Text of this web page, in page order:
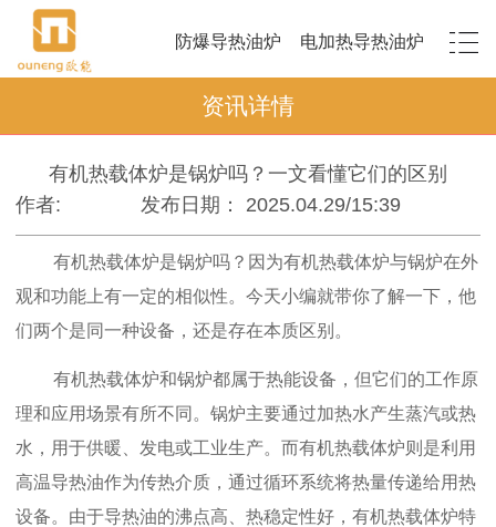
防爆导热油炉 电加热导热油炉
资讯详情
有机热载体炉是锅炉吗？一文看懂它们的区别
作者:
发布日期： 2025.04.29/15:39
有机热载体炉是锅炉吗？因为有机热载体炉与锅炉在外
观和功能上有一定的相似性。今天小编就带你了解一下，他
们两个是同一种设备，还是存在本质区别。
有机热载体炉和锅炉都属于热能设备，但它们的工作原
理和应用场景有所不同。锅炉主要通过加热水产生蒸汽或热
水，用于供暖、发电或工业生产。而有机热载体炉则是利用
高温导热油作为传热介质，通过循环系统将热量传递给用热
设备。由于导热油的沸点高、热稳定性好，有机热载体炉特